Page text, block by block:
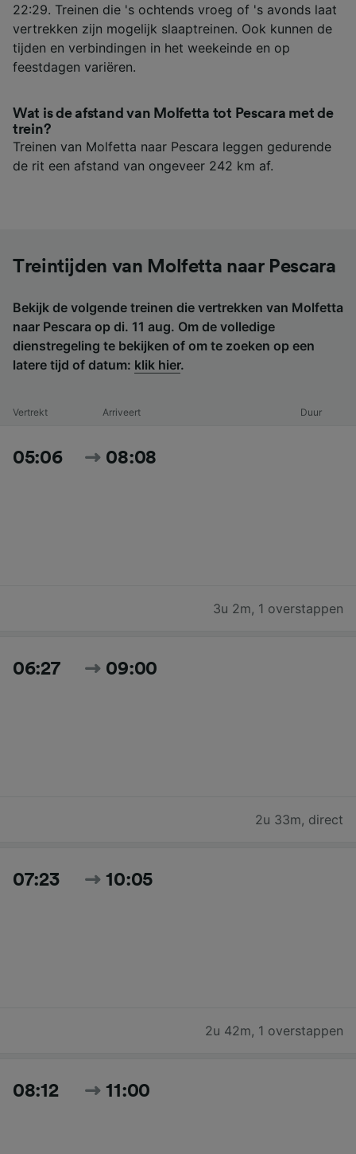
22:29. Treinen die 's ochtends vroeg of 's avonds laat
vertrekken zijn mogelijk slaaptreinen. Ook kunnen de
tijden en verbindingen in het weekeinde en op
feestdagen variëren.
Wat is de afstand van Molfetta tot Pescara met de
trein?
Treinen van Molfetta naar Pescara leggen gedurende
de rit een afstand van ongeveer 242 km af.
Treintijden van Molfetta naar Pescara
Bekijk de volgende treinen die vertrekken van Molfetta
naar Pescara op di. 11 aug. Om de volledige
dienstregeling te bekijken of om te zoeken op een
latere tijd of datum: klik hier.
Vertrekt Arriveert Duur
05:06 08:08
3u 2m, 1 overstappen
06:27 09:00
2u 33m, direct
07:23 10:05
2u 42m, 1 overstappen
08:12 11:00